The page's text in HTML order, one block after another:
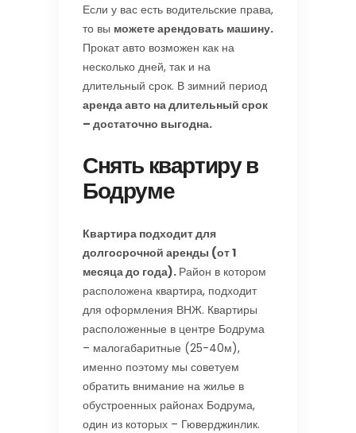
Если у вас есть водительские права,
то вы можете арендовать машину.
Прокат авто возможен как на
несколько дней, так и на
длительный срок. В зимний период
аренда авто на длительный срок
– достаточно выгодна.
Снять квартиру в
Бодруме
Квартира подходит для
долгосрочной аренды (от 1
месяца до года). Район в котором
расположена квартира, подходит
для оформления ВНЖ. Квартиры
расположенные в центре Бодрума
– малогабаритные (25-40м),
именно поэтому мы советуем
обратить внимание на жилье в
обустроенных районах Бодрума,
один из которых – Гюверджинлик.